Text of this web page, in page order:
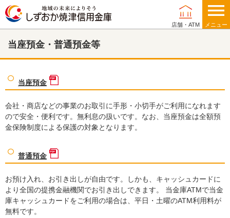
店舗・ATM メニュー
個人のお客さま
資金調達
資金運用
経営サポート
当座預金・普通預金等
当座預金
会社・商店などの事業のお取引に手形・小切手がご利用になれます
ので安全・便利です。無利息の扱いです。なお、当座預金は全額預
金保険制度による保護の対象となります。
普通預金
お預け入れ、お引き出しが自由です。しかも、キャッシュカードに
より全国の提携金融機関でお引き出しできます。 当金庫ATMで当金
庫キャッシュカードをご利用の場合は、平日・土曜のATM利用料が
無料です。